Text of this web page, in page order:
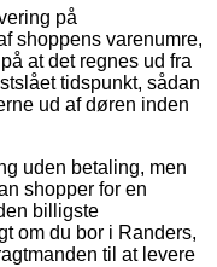
på
shoppens varenumre,
at det regnes ud fra
tidspunkt, sådan
ud af døren inden
uden betaling, men
shopper for en
billigste
om du bor i Randers,
til at levere